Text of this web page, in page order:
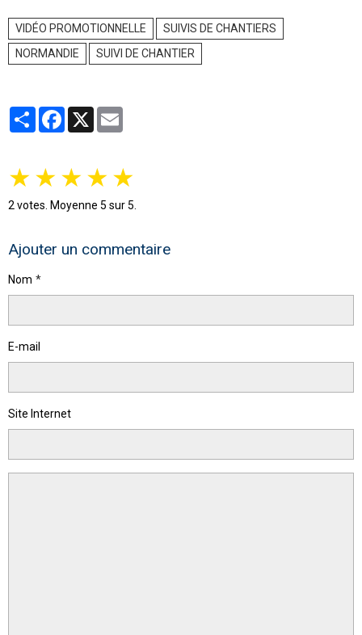
VIDÉO PROMOTIONNELLE
SUIVIS DE CHANTIERS
NORMANDIE
SUIVI DE CHANTIER
PartagerFacebook
X
★★★★★
2 votes. Moyenne 5 sur 5.
Ajouter un commentaire
Nom
E-mail
Site Internet